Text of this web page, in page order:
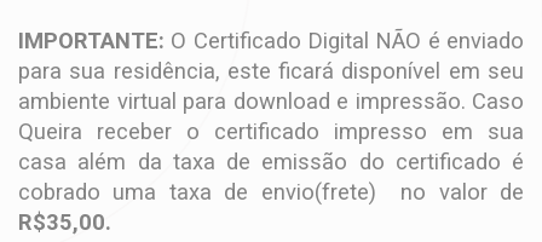
IMPORTANTE: O Certificado Digital NÃO é enviado
para sua residência, este ficará disponível em seu
ambiente virtual para download e impressão. Caso
Queira receber o certificado impresso em sua
casa além da taxa de emissão do certificado é
cobrado uma taxa de envio(frete) no valor de
R$35,00.